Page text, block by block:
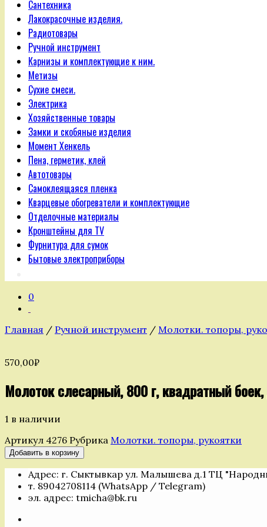
Сантехника
Лакокрасочные изделия.
Радиотовары
Ручной инструмент
Карнизы и комплектующие к ним.
Метизы
Сухие смеси.
Электрика
Хозяйственные товары
Замки и скобяные изделия
Момент Хенкель
Пена, герметик, клей
Автотовары
Самоклеящаяся пленка
Кварцевые обогреватели и комплектующие
Отделочные материалы
Кронштейны для TV
Фурнитура для сумок
Бытовые электроприборы
0
Главная / Ручной инструмент / Молотки. топоры,
570,00₽
Молоток слесарный, 800 г, квадратный
1 в наличии
Артикул 4276 Рубрика Молотки. топоры, рукоятки
Количество
товара
Молоток
слесарный,
800
квадратный
Добавить в корзину
Адрес: г. Сыктывкар ул. Малышева д.1 ТЦ
т. 89042708114 (WhatsApp / Telegram)
эл. адрес: tmicha@bk.ru